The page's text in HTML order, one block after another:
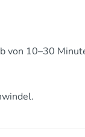
von 10–30